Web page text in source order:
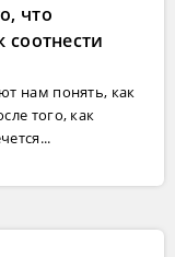
что
соотнести
нам понять, как
того, как